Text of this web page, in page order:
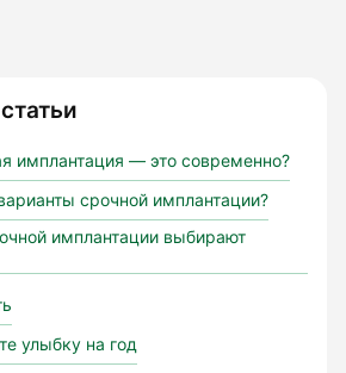
имплантация — это современно?
срочной имплантации?
имплантации выбирают
улыбку на год